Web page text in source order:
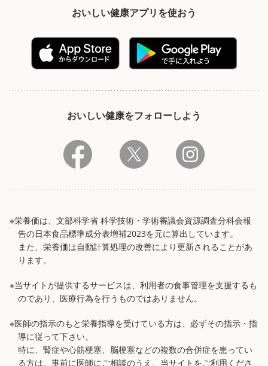
おいしい健康アプリを使おう
おいしい健康をフォローしよう
※栄養価は、文部科学省 科学技術・学術審議会資源調査分科会報
告の日本食品標準成分表増補2023を元に算出しています。
また、栄養価は自動計算処理の改善により更新されることがあ
ります。
※当サイトが提供するサービスは、利用者の食事管理を支援するも
のであり、医療行為を行うものではありません。
※医師の指示のもと栄養指導を受けている方は、必ずその指示・指
導に従って下さい。
特に、腎症や心筋梗塞、脳梗塞などの複数の合併症を患ってい
る方は、事前に医師にご相談のうえ、当サイトをご利用くださ